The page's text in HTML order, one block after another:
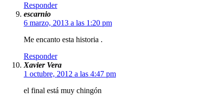
Responder
escarnio
6 marzo, 2013 a las 1:20 pm
Me encanto esta historia .
Responder
Xavier Vera
1 octubre, 2012 a las 4:47 pm
el final está muy chingón